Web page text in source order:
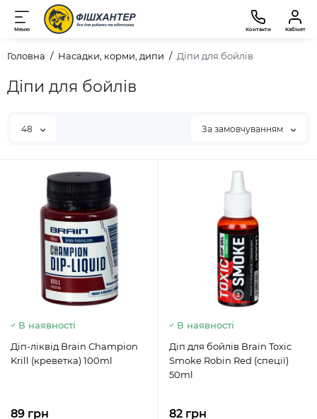
Меню Контакти Кабінет
Головна Насадки, корми, дипи Діпи для бойлів
Діпи для бойлів
48 За замовчуванням
В наявності
Діп-ліквід Brain Champion
Krill (креветка) 100ml
89 грн
В наявності
Діп для бойлів Brain Toxic
Smoke Robin Red (спеції)
50ml
82 грн